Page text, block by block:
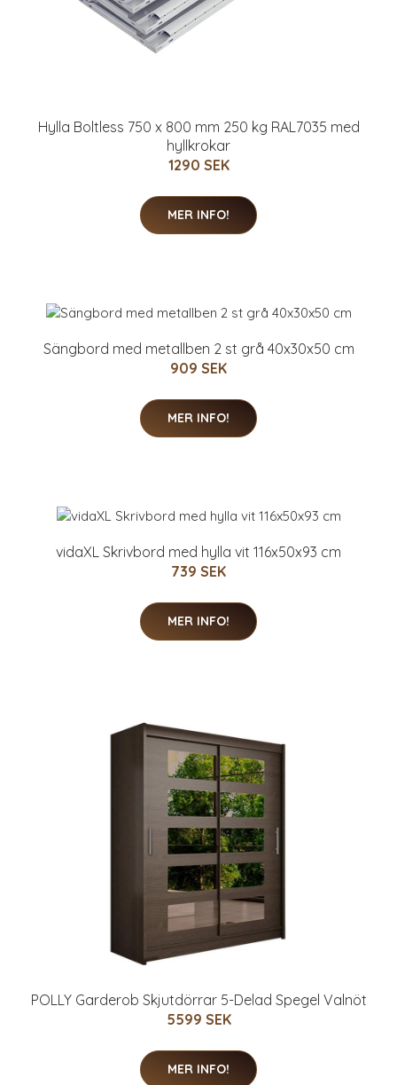
Hylla Boltless 750 x 800 mm 250 kg RAL7035 med
hyllkrokar
1290 SEK
MER INFO!
Sängbord med metallben 2 st grå 40x30x50 cm
909 SEK
MER INFO!
vidaXL Skrivbord med hylla vit 116x50x93 cm
739 SEK
MER INFO!
POLLY Garderob Skjutdörrar 5-Delad Spegel Valnöt
5599 SEK
MER INFO!